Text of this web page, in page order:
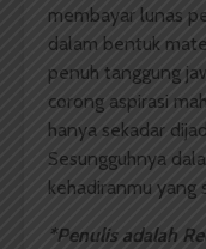
membayar lunas
dalam bentuk
penuh tanggung
corong aspirasi
hanya sekadar
Sesungguhnya
kehadiranmu
*Penulis adalah